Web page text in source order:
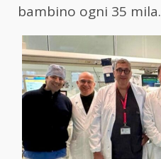
bambino ogni 35 mila.